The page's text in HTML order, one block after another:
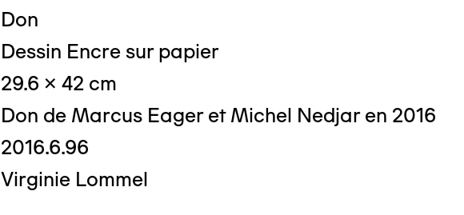
Don
Dessin Encre sur papier
29.6 x 42 cm
Don de Marcus Eager et Michel Nedjar en 2016
2016.6.96
Virginie Lommel